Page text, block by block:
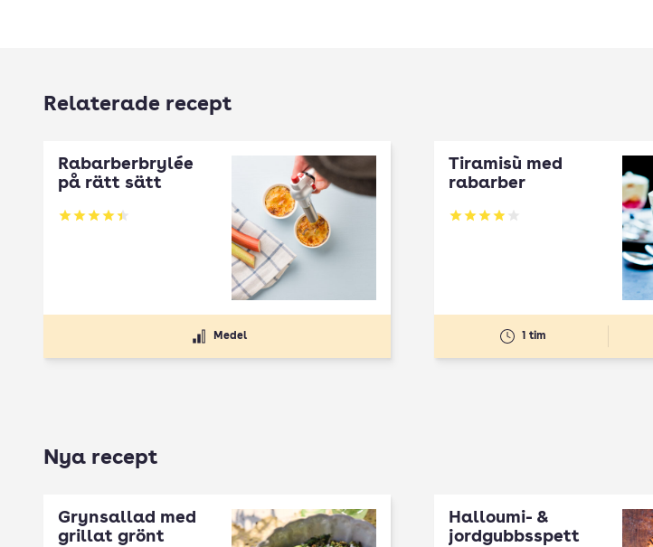
Relaterade recept
Rabarberbrylée
på rätt sätt
Betyg: 4.44 av 5
Medel
Tiramisù med
rabarber
Betyg: 3.98 av 5
1 tim
Nya recept
Grynsallad med
grillat grönt
Halloumi- &
jordgubbsspett